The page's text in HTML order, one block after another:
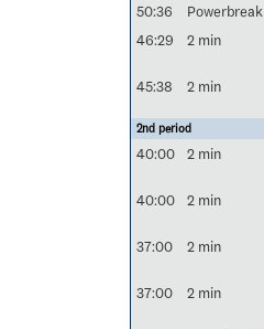
50:36
Powerbreak
46:29
2 min
45:38 2 min
2nd period
40:00 2 min
40:00 2 min
37:00 2 min
37:00 2 min